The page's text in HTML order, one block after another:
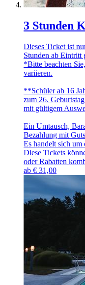
3 Stunden
Dieses Ticket ist
Stunden ab Eintritt
*Bitte beachten
variieren.
**Schüler ab 16
zum 26.
mit gültigem
Ein Umtausch,
Bezahlung mit
Es handelt sich
Diese Tickets
oder Rabatten
ab € 31,00